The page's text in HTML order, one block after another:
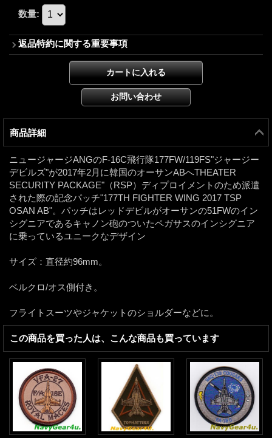
数量:
返品特約に関する重要事項
商品詳細
ニュージャージANGのF-16C飛行隊177FW/119FS"ジャージー
デビルズ"が2017年2月に韓国のオーサンABへTHEATER
SECURITY PACKAGE"（RSP）ディプロイメントのため派遣
された際の記念パッチ"177TH FIGHTER WING 2017 TSP
OSAN AB"。パッチはレッドデビルがオーサンの51FWのイン
シグニアであるキャノン砲のついたペガサスのインシグニア
に乗っているユニークなデザイン
サイズ：直径約96mm。
ベルクロ/オス側付き。
フライトスーツやジャケットのショルダーなどに。
この商品を買った人は、こんな商品も買っています